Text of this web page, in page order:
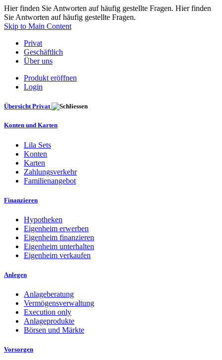
Hier finden Sie Antworten auf häufig gestellte Fragen. Hier finden
Sie Antworten auf häufig gestellte Fragen.
Skip to Main Content
Privat
Geschäftlich
Über uns
Produkt eröffnen
Login
Übersicht Privat
Konten und Karten
Lila Sets
Konten
Karten
Zahlungsverkehr
Familienangebot
Finanzieren
Hypotheken
Eigenheim erwerben
Eigenheim finanzieren
Eigenheim unterhalten
Eigenheim verkaufen
Anlegen
Anlageberatung
Vermögensverwaltung
Execution only
Anlageprodukte
Börsen und Märkte
Vorsorgen